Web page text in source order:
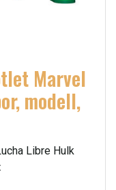
Marvel
modell,
Libre Hulk